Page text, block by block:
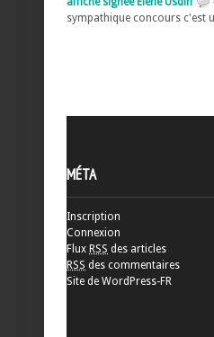
sympathique concours c'est
MÉTA
Inscription
Connexion
Flux RSS des articles
RSS des commentaires
Site de WordPress-FR